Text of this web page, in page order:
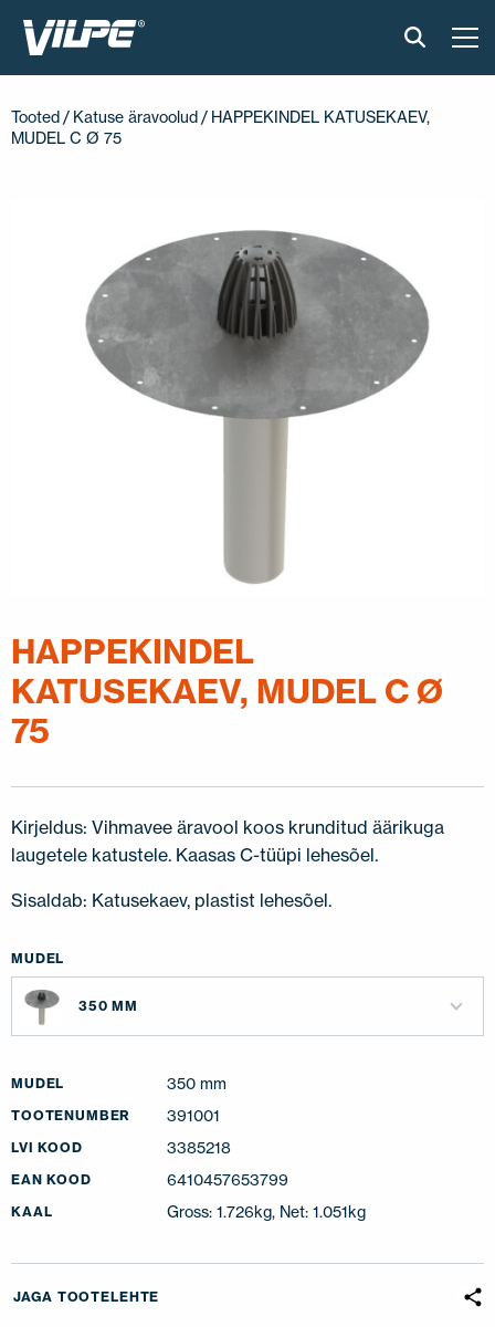
VÕTA MEIEGA ÜHENDUST
USA PL
Tooted / Katuse äravoolud / HAPPEKINDEL KATUSEKAEV,
MUDEL C Ø 75
HAPPEKINDEL
KATUSEKAEV, MUDEL C Ø
75
Kirjeldus: Vihmavee äravool koos krunditud äärikuga
laugetele katustele. Kaasas C-tüüpi lehesõel.
Sisaldab: Katusekaev, plastist lehesõel.
MUDEL
350 MM
MUDEL 350 mm
TOOTENUMBER 391001
LVI KOOD 3385218
EAN KOOD 6410457653799
KAAL Gross: 1.726kg, Net: 1.051kg
JAGA TOOTELEHTE